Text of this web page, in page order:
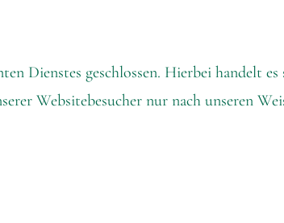
Dienstes geschlossen. Hierbei handelt
Websitebesucher nur nach unseren